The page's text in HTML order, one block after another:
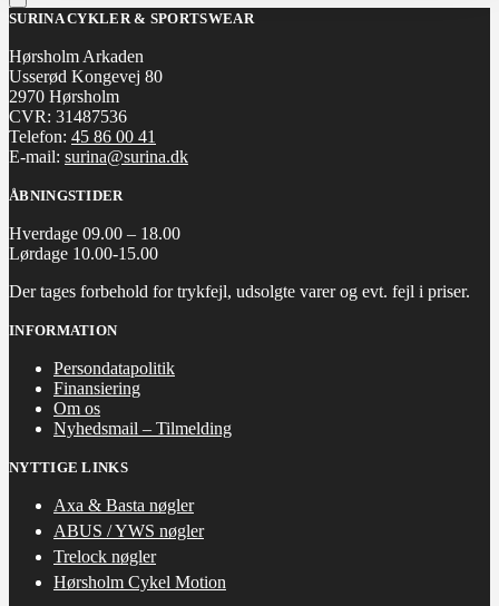
SURINA CYKLER & SPORTSWEAR
Hørsholm Arkaden
Usserød Kongevej 80
2970 Hørsholm
CVR: 31487536
Telefon: 45 86 00 41
E-mail: surina@surina.dk
ÅBNINGSTIDER
Hverdage 09.00 – 18.00
Lørdage 10.00-15.00
Der tages forbehold for trykfejl, udsolgte varer og evt. fejl i priser.
INFORMATION
Persondatapolitik
Finansiering
Om os
Nyhedsmail – Tilmelding
NYTTIGE LINKS
Axa & Basta nøgler
ABUS / YWS nøgler
Trelock nøgler
Hørsholm Cykel Motion